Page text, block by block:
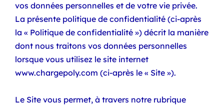
vos données personnelles et de votre vie privée.
La présente politique de confidentialité (ci-après
la « Politique de confidentialité ») décrit la manière
dont nous traitons vos données personnelles
lorsque vous utilisez le site internet
www.chargepoly.com (ci-après le « Site »).
Le Site vous permet, à travers notre rubrique